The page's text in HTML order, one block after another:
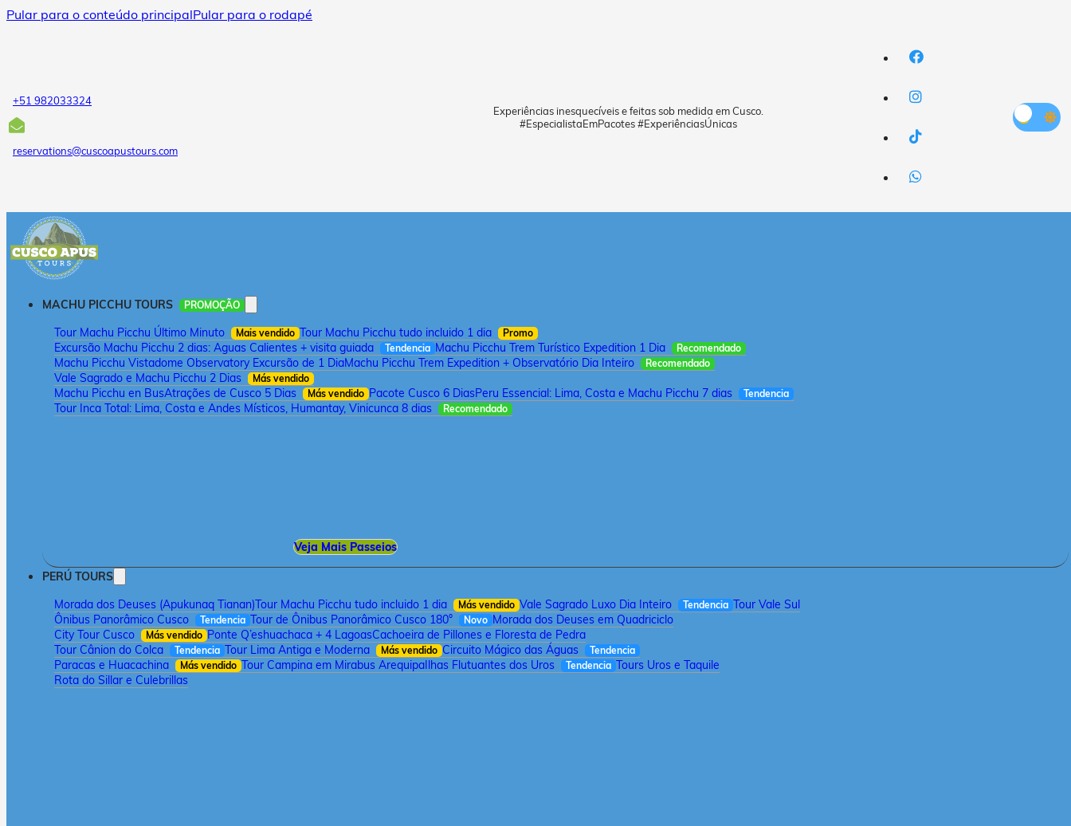
Pular para o conteúdo principalPular para o rodapé
+51 982033324
reservations@cuscoapustours.com
Experiências inesquecíveis e feitas sob medida em Cusco.
#EspecialistaEmPacotes #ExperiênciasÚnicas
MACHU PICCHU TOURS PROMOÇÃO
Tour Machu Picchu Último Minuto Mais vendido Tour Machu Picchu tudo incluido 1 dia Promo
Excursão Machu Picchu 2 dias: Aguas Calientes + visita guiada Tendencia Machu Picchu Trem Turístico Expedition 1 Dia Recomendado
Machu Picchu Vistadome Observatory Excursão de 1 DiaMachu Picchu Trem Expedition + Observatório Dia Inteiro Recomendado
Vale Sagrado e Machu Picchu 2 Dias Más vendido
Machu Picchu en BusAtrações de Cusco 5 Dias Más vendido Pacote Cusco 6 DiasPeru Essencial: Lima, Costa e Machu Picchu 7 dias Tendencia
Tour Inca Total: Lima, Costa e Andes Místicos, Humantay, Vinicunca 8 dias Recomendado
Veja Mais Passeios
PERÚ TOURS
Morada dos Deuses (Apukunaq Tianan)Tour Machu Picchu tudo incluido 1 dia Más vendido Vale Sagrado Luxo Dia Inteiro Tendencia Tour Vale Sul
Ônibus Panorâmico Cusco
Tendencia Tour de Ônibus Panorâmico Cusco 180° Novo Morada dos Deuses em Quadriciclo
City Tour Cusco
Más vendido Ponte Q’eshuachaca + 4 LagoasCachoeira de Pillones e Floresta de Pedra
Tour Cânion do Colca
Tendencia Tour Lima Antiga e Moderna Más vendido Circuito Mágico das Águas Tendencia
Paracas e Huacachina Más vendido Tour Campina em Mirabus ArequipaIlhas Flutuantes dos Uros Tendencia Tours Uros e Taquile
Rota do Sillar e Culebrillas